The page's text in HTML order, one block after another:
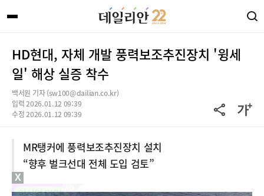
HD현대, 자체 개발 풍력보조추진장치 '윙세
일' 해상 실증 착수
백서원 기자 (sw100@dailian.co.kr)
입력 2026.01.12 09:39
수정 2026.01.12 09:39
MR탱커에 풍력보조추진장치 설치
“향후 벌크선대 전체 도입 검토”
X